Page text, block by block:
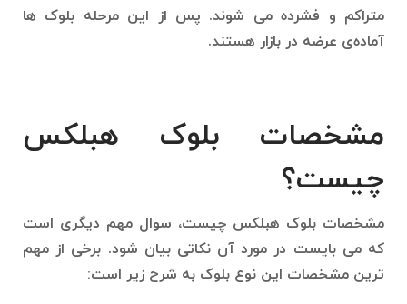
متراکم و فشرده می شوند. پس از این مرحله بلوک ها
آماده‌ی عرضه در بازار هستند.
مشخصات بلوک هبلکس
چیست؟
مشخصات بلوک هبلکس چیست، سوال مهم دیگری است
که می بایست در مورد آن نکاتی بیان شود. برخی از مهم
ترین مشخصات این نوع بلوک به شرح زیر است: